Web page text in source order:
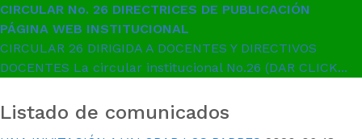
CIRCULAR No. 26 DIRECTRICES DE PUBLICACIÓN
PÁGINA WEB INSTITUCIONAL
CIRCULAR 26 DIRIGIDA A DOCENTES Y DIRECTIVOS
DOCENTES La circular institucional No.26 (DAR CLICK...
Listado de comunicados